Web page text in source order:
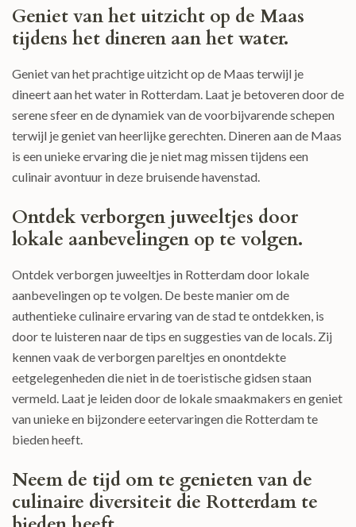
Geniet van het uitzicht op de Maas
tijdens het dineren aan het water.
Geniet van het prachtige uitzicht op de Maas terwijl je
dineert aan het water in Rotterdam. Laat je betoveren door de
serene sfeer en de dynamiek van de voorbijvarende schepen
terwijl je geniet van heerlijke gerechten. Dineren aan de Maas
is een unieke ervaring die je niet mag missen tijdens een
culinair avontuur in deze bruisende havenstad.
Ontdek verborgen juweeltjes door
lokale aanbevelingen op te volgen.
Ontdek verborgen juweeltjes in Rotterdam door lokale
aanbevelingen op te volgen. De beste manier om de
authentieke culinaire ervaring van de stad te ontdekken, is
door te luisteren naar de tips en suggesties van de locals. Zij
kennen vaak de verborgen pareltjes en onontdekte
eetgelegenheden die niet in de toeristische gidsen staan
vermeld. Laat je leiden door de lokale smaakmakers en geniet
van unieke en bijzondere eetervaringen die Rotterdam te
bieden heeft.
Neem de tijd om te genieten van de
culinaire diversiteit die Rotterdam te